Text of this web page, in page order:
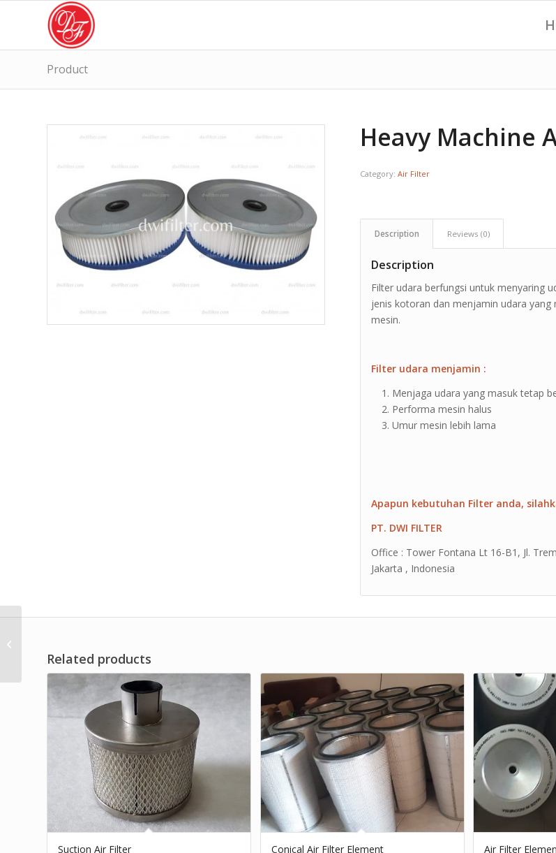
Product
Heavy Machine
Category:Air Filter
Description Reviews (0)
Description
Filter udara berfungsi untuk menyaring
jenis kotoran dan menjamin udara
mesin.
Filter udara menjamin :
Menjaga udara yang masuk tetap
Performa mesin halus
Umur mesin lebih lama
Apapun kebutuhan Filter anda,
PT. DWI FILTER
Office : Tower Fontana Lt 16-B1, Jl.
Jakarta , Indonesia
Related products
Suction Air Filter Conical Air Filter Element Air Filter